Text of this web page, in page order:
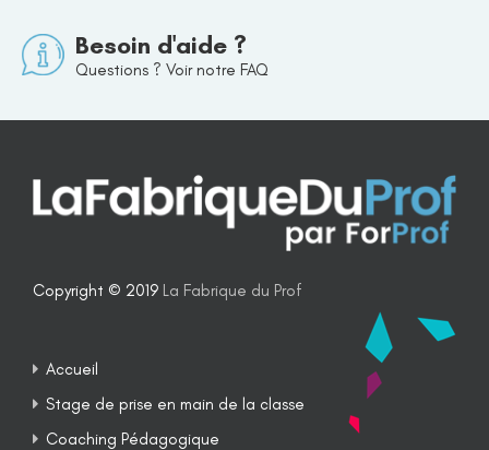
Besoin d'aide ?
Questions ? Voir notre FAQ
Copyright © 2019 La Fabrique du Prof
Accueil
Stage de prise en main de la classe
Coaching Pédagogique